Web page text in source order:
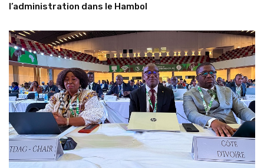
l’administration dans le Hambol